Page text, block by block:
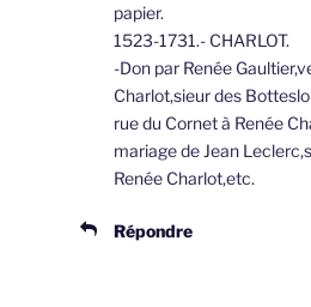
papier.
1523-1731.- CHARLOT.
-Don par Renée
Charlot,sieur des
rue du Cornet à Renée
mariage de Jean
Renée Charlot,etc.
Répondre